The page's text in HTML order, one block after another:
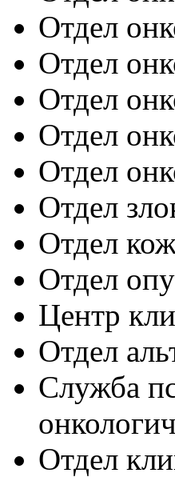
Отдел
Отдел
Отдел
Отдел
Отдел
Отдел
Отдел
Отдел
Центр
Отдел
Служба
Отдел